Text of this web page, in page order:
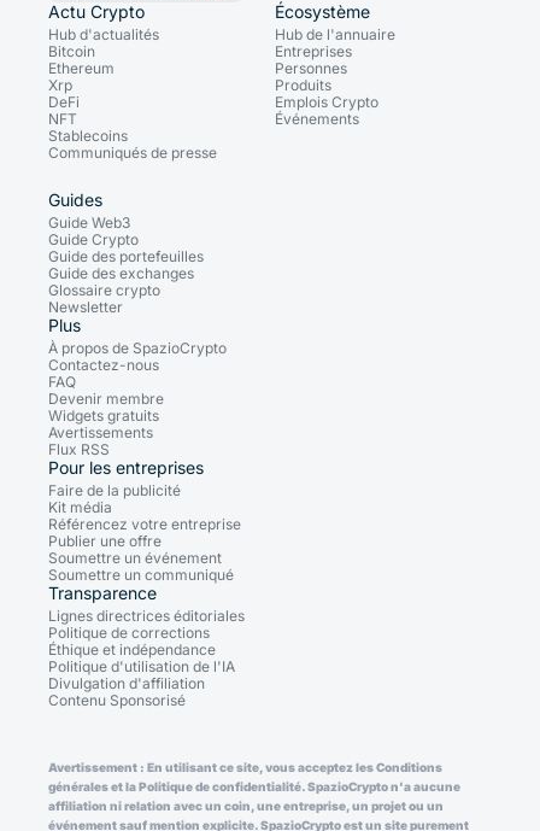
Actu Crypto
Hub d'actualités
Bitcoin
Ethereum
Xrp
DeFi
NFT
Stablecoins
Communiqués de presse
Écosystème
Hub de l'annuaire
Entreprises
Personnes
Produits
Emplois Crypto
Événements
Guides
Guide Web3
Guide Crypto
Guide des portefeuilles
Guide des exchanges
Glossaire crypto
Newsletter
Plus
À propos de SpazioCrypto
Contactez-nous
FAQ
Devenir membre
Widgets gratuits
Avertissements
Flux RSS
Pour les entreprises
Faire de la publicité
Kit média
Référencez votre entreprise
Publier une offre
Soumettre un événement
Soumettre un communiqué
Transparence
Lignes directrices éditoriales
Politique de corrections
Éthique et indépendance
Politique d'utilisation de l'IA
Divulgation d'affiliation
Contenu Sponsorisé
Avertissement : En utilisant ce site, vous acceptez les Conditions
générales et la Politique de confidentialité. SpazioCrypto n'a aucune
affiliation ni relation avec un coin, une entreprise, un projet ou un
événement sauf mention explicite. SpazioCrypto est un site purement